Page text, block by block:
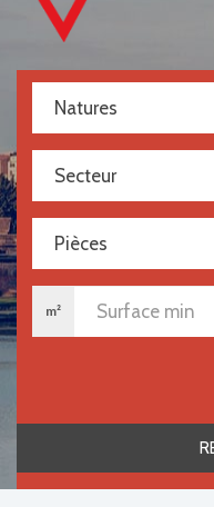
Natures
Secteur
Pièces
m²